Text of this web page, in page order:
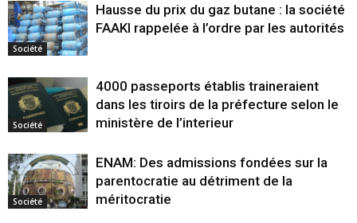
Société
Hausse du prix du gaz butane : la société
FAAKI rappelée à l’ordre par les autorités
Société
4000 passeports établis traineraient
dans les tiroirs de la préfecture selon le
ministère de l’interieur
Société
ENAM: Des admissions fondées sur la
parentocratie au détriment de la
méritocratie